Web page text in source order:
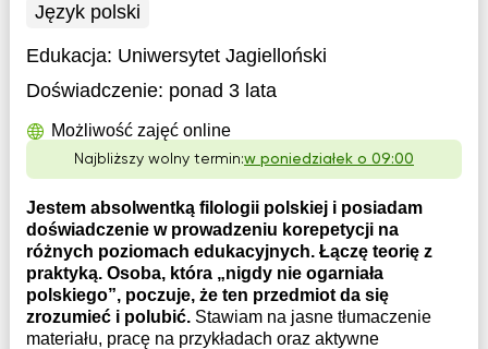
Język polski
Edukacja: Uniwersytet Jagielloński
Doświadczenie: ponad 3 lata
Możliwość zajęć online
Najbliższy wolny termin:w poniedziałek o 09:00
Jestem absolwentką filologii polskiej i posiadam
doświadczenie w prowadzeniu korepetycji na
różnych poziomach edukacyjnych. Łączę teorię z
praktyką. Osoba, która „nigdy nie ogarniała
polskiego”, poczuje, że ten przedmiot da się
zrozumieć i polubić. Stawiam na jasne tłumaczenie
materiału, pracę na przykładach oraz aktywne